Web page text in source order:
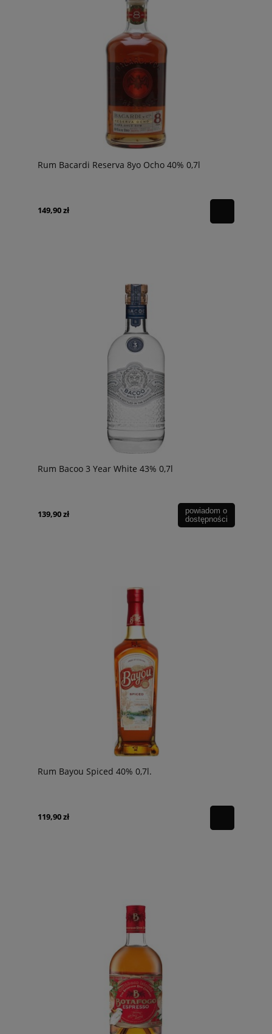
Rum Bacardi Reserva 8yo Ocho 40% 0,7l
149,90 zł
Rum Bacoo 3 Year White 43% 0,7l
139,90 zł
powiadom o
dostępności
Rum Bayou Spiced 40% 0,7l.
119,90 zł